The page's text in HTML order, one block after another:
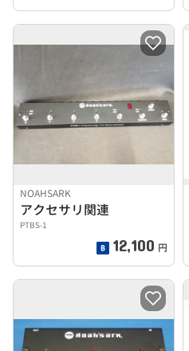
NOAHSARK
アクセサリ関連
PTBS-1
12,100 円